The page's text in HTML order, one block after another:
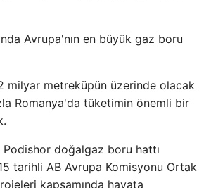
Avrupa'nın en büyük gaz boru
milyar metreküpün üzerinde olacak
Romanya'da tüketimin önemli bir
Podishor doğalgaz boru hattı
tarihli AB Avrupa Komisyonu Ortak
kapsamında hayata